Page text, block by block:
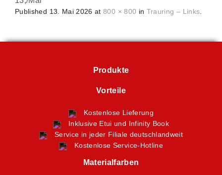
Published 13. Mai 2026 at800 × 800 in Trauring – Links.
Produkte
Vorteile
Kostenlose Lieferung
Inklusive Etui und Infinity Book
Service in jeder Filiale deutschlandweit
Kostenlose Service-Hotline
Materialfarben